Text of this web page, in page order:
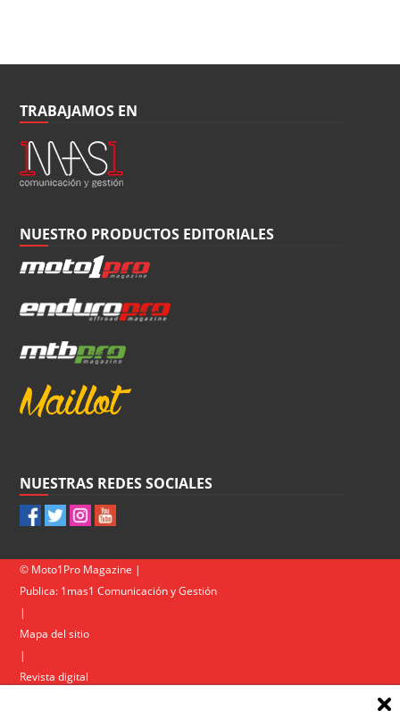
TRABAJAMOS EN
NUESTRO PRODUCTOS EDITORIALES
NUESTRAS REDES SOCIALES
© Moto1Pro Magazine |
Publica: 1mas1 Comunicación y Gestión
|
Mapa del sitio
|
Revista digital